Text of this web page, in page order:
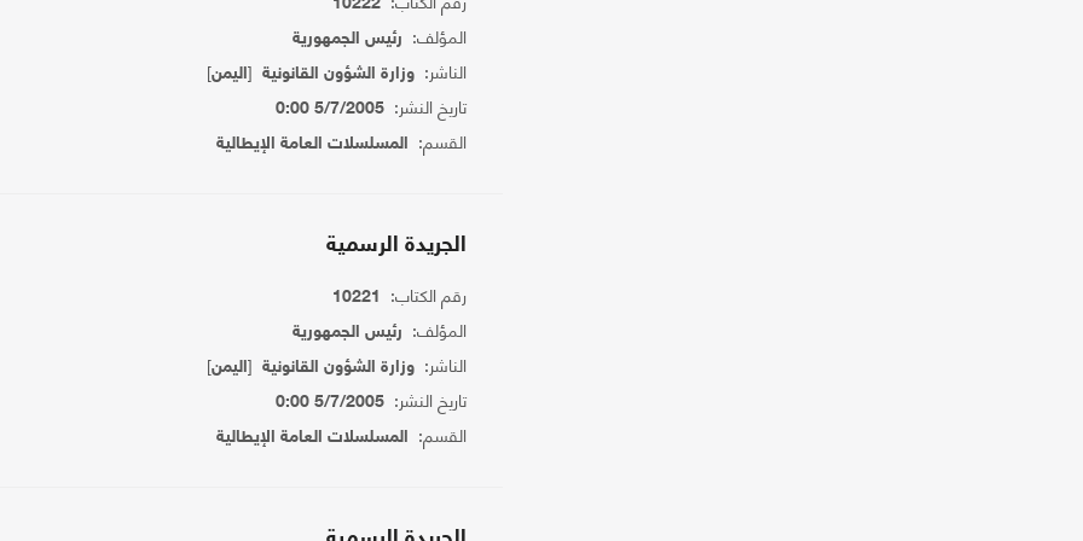
10222
المؤلف: رئيس الجمهورية
الناشر: وزارة الشؤون القانونية[اليمن]
تاريخ النشر: 5/7/2005 0:00
القسم: المسلسلات العامة الإيطالية
الجريدة الرسمية
رقم الكتاب: 10221
المؤلف: رئيس الجمهورية
الناشر: وزارة الشؤون القانونية[اليمن]
تاريخ النشر: 5/7/2005 0:00
القسم: المسلسلات العامة الإيطالية